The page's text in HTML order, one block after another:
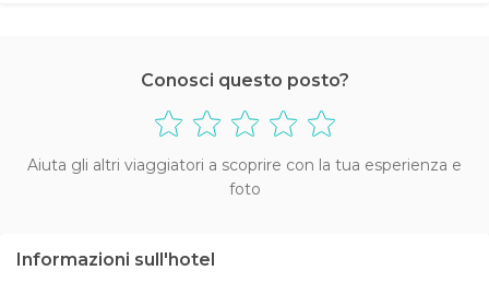
Conosci questo posto?
Aiuta gli altri viaggiatori a scoprire con la tua esperienza e
foto
Informazioni sull'hotel